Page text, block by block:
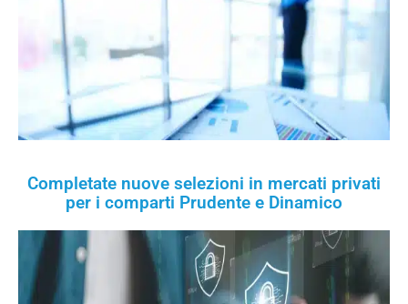
Completate nuove selezioni in mercati privati
per i comparti Prudente e Dinamico